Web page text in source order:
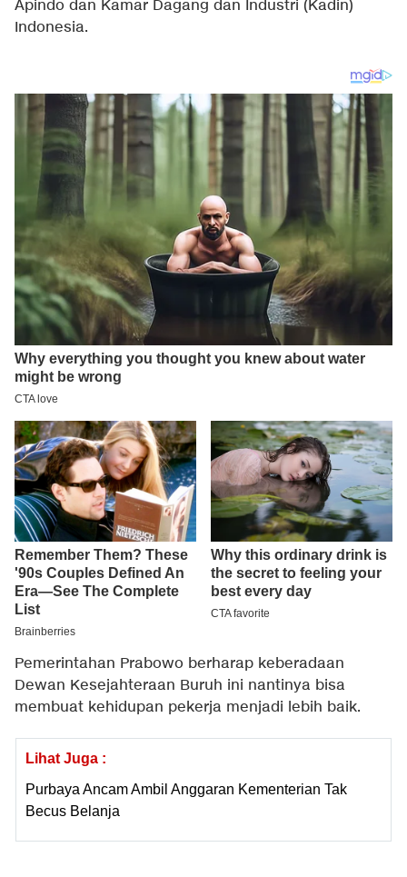
Apindo dan Kamar Dagang dan Industri (Kadin)
Indonesia.
Pemerintahan Prabowo berharap keberadaan
Dewan Kesejahteraan Buruh ini nantinya bisa
membuat kehidupan pekerja menjadi lebih baik.
Lihat Juga :
Purbaya Ancam Ambil Anggaran Kementerian Tak
Becus Belanja